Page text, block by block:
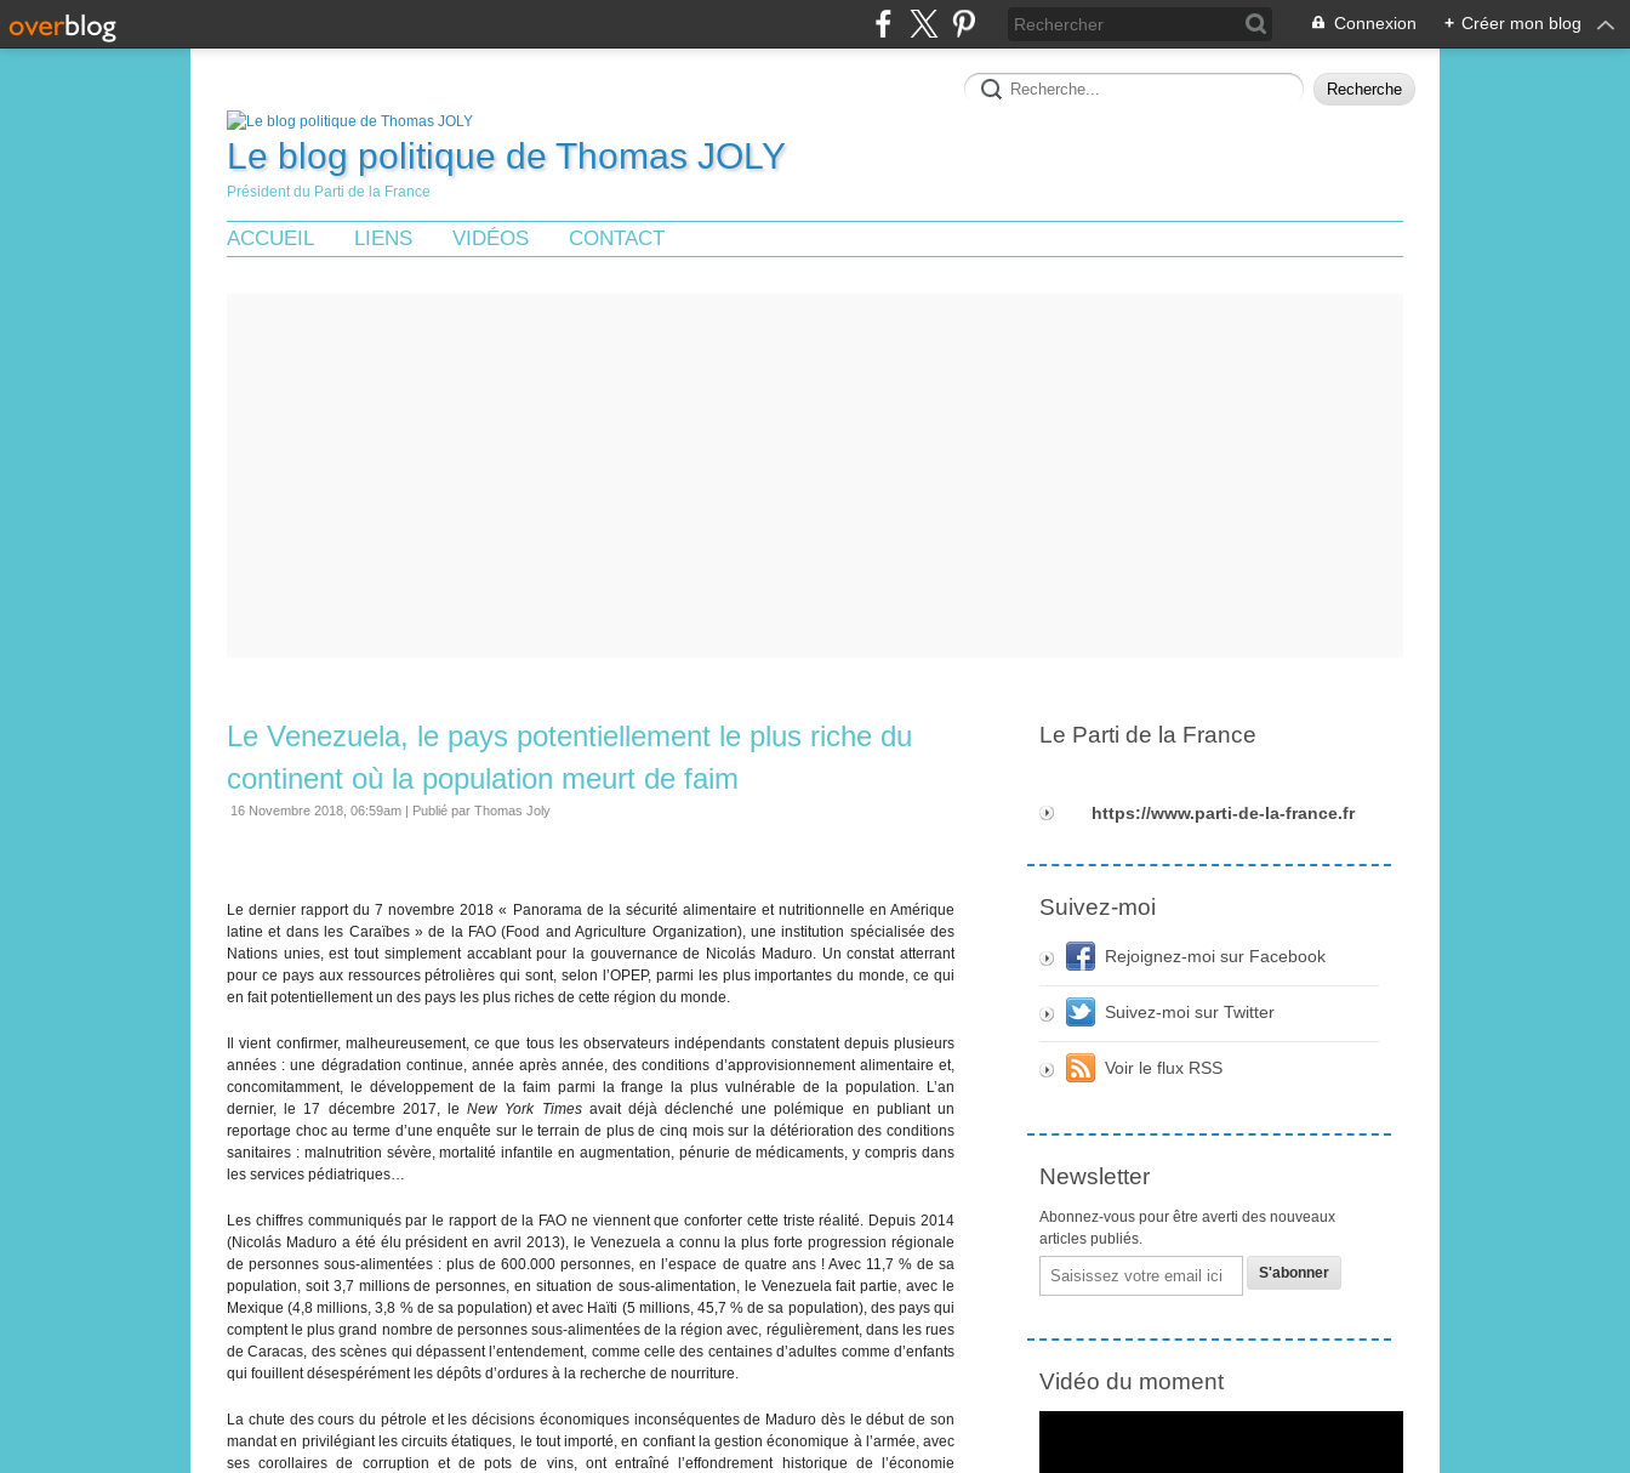
Connexion + Créer mon blog
Le blog politique de Thomas JOLY
Président du Parti de la France
ACCUEIL LIENS VIDÉOS CONTACT
Le Venezuela, le pays potentiellement le plus riche du
continent où la population meurt de faim
16 Novembre 2018, 06:59am | Publié par Thomas Joly
Le dernier rapport du 7 novembre 2018 « Panorama de la sécurité alimentaire et nutritionnelle en Amérique
latine et dans les Caraïbes » de la FAO (Food and Agriculture Organization), une institution spécialisée des
Nations unies, est tout simplement accablant pour la gouvernance de Nicolás Maduro. Un constat atterrant
pour ce pays aux ressources pétrolières qui sont, selon l’OPEP, parmi les plus importantes du monde, ce qui
en fait potentiellement un des pays les plus riches de cette région du monde.
Il vient confirmer, malheureusement, ce que tous les observateurs indépendants constatent depuis plusieurs
années : une dégradation continue, année après année, des conditions d’approvisionnement alimentaire et,
concomitamment, le développement de la faim parmi la frange la plus vulnérable de la population. L’an
dernier, le 17 décembre 2017, leNew York Timesavait déjà déclenché une polémique en publiant un
reportage choc au terme d’une enquête sur le terrain de plus de cinq mois sur la détérioration des conditions
sanitaires : malnutrition sévère, mortalité infantile en augmentation, pénurie de médicaments, y compris dans
les services pédiatriques…
Les chiffres communiqués par le rapport de la FAO ne viennent que conforter cette triste réalité. Depuis 2014
(Nicolás Maduro a été élu président en avril 2013), le Venezuela a connu la plus forte progression régionale
de personnes sous-alimentées : plus de 600.000 personnes, en l’espace de quatre ans ! Avec 11,7 % de sa
population, soit 3,7 millions de personnes, en situation de sous-alimentation, le Venezuela fait partie, avec le
Mexique (4,8 millions, 3,8 % de sa population) et avec Haïti (5 millions, 45,7 % de sa population), des pays qui
comptent le plus grand nombre de personnes sous-alimentées de la région avec, régulièrement, dans les rues
de Caracas, des scènes qui dépassent l’entendement, comme celle des centaines d’adultes comme d’enfants
qui fouillent désespérément les dépôts d’ordures à la recherche de nourriture.
La chute des cours du pétrole et les décisions économiques inconséquentes de Maduro dès le début de son
mandat en privilégiant les circuits étatiques, le tout importé, en confiant la gestion économique à l’armée, avec
ses corollaires de corruption et de pots de vins, ont entraîné l’effondrement historique de l’économie
Le Parti de la France
https://www.parti-de-la-france.fr
Suivez-moi
Rejoignez-moi sur Facebook
Suivez-moi sur Twitter
Voir le flux RSS
Newsletter
Abonnez-vous pour être averti des nouveaux
articles publiés.
Email
Vidéo du moment